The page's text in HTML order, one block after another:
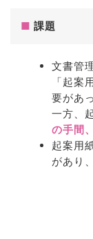
■ 課題
文書管
「起案
要があ
一方、
の手間
起案用
があり、